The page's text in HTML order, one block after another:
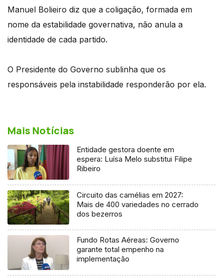
Manuel Bolieiro diz que a coligação, formada em
nome da estabilidade governativa, não anula a
identidade de cada partido.
O Presidente do Governo sublinha que os
responsáveis pela instabilidade responderão por ela.
Mais Notícias
Entidade gestora doente em
espera: Luísa Melo substitui Filipe
Ribeiro
Circuito das camélias em 2027:
Mais de 400 variedades no cerrado
dos bezerros
Fundo Rotas Aéreas: Governo
garante total empenho na
implementação